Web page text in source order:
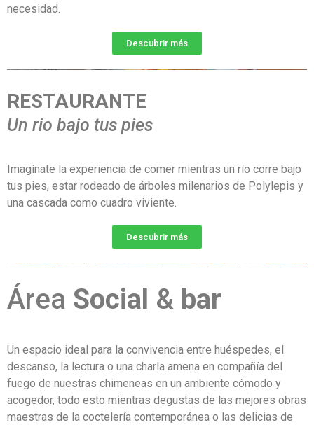
necesidad.
Descubrir más
RESTAURANTE
Un rio bajo tus pies
Imagínate la experiencia de comer mientras un río corre bajo
tus pies, estar rodeado de árboles milenarios de Polylepis y
una cascada como cuadro viviente.
Descubrir más
Área Social & bar
Un espacio ideal para la convivencia entre huéspedes, el
descanso, la lectura o una charla amena en compañía del
fuego de nuestras chimeneas en un ambiente cómodo y
acogedor, todo esto mientras degustas de las mejores obras
maestras de la coctelería contemporánea o las delicias de